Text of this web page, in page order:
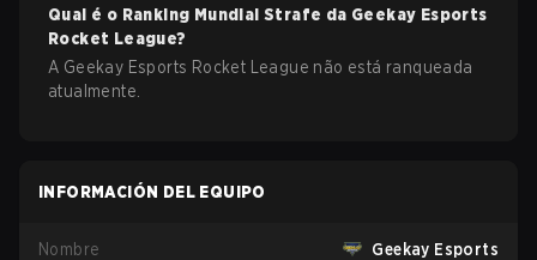
Qual é o Ranking Mundial Strafe da Geekay Esports
Rocket League?
A Geekay Esports Rocket League não está ranqueada
atualmente.
INFORMACIÓN DEL EQUIPO
Nombre Geekay Esports